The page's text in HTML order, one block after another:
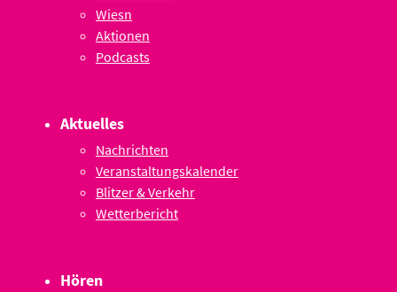
Wiesn
Aktionen
Podcasts
Aktuelles
Nachrichten
Veranstaltungskalender
Blitzer & Verkehr
Wetterbericht
Hören